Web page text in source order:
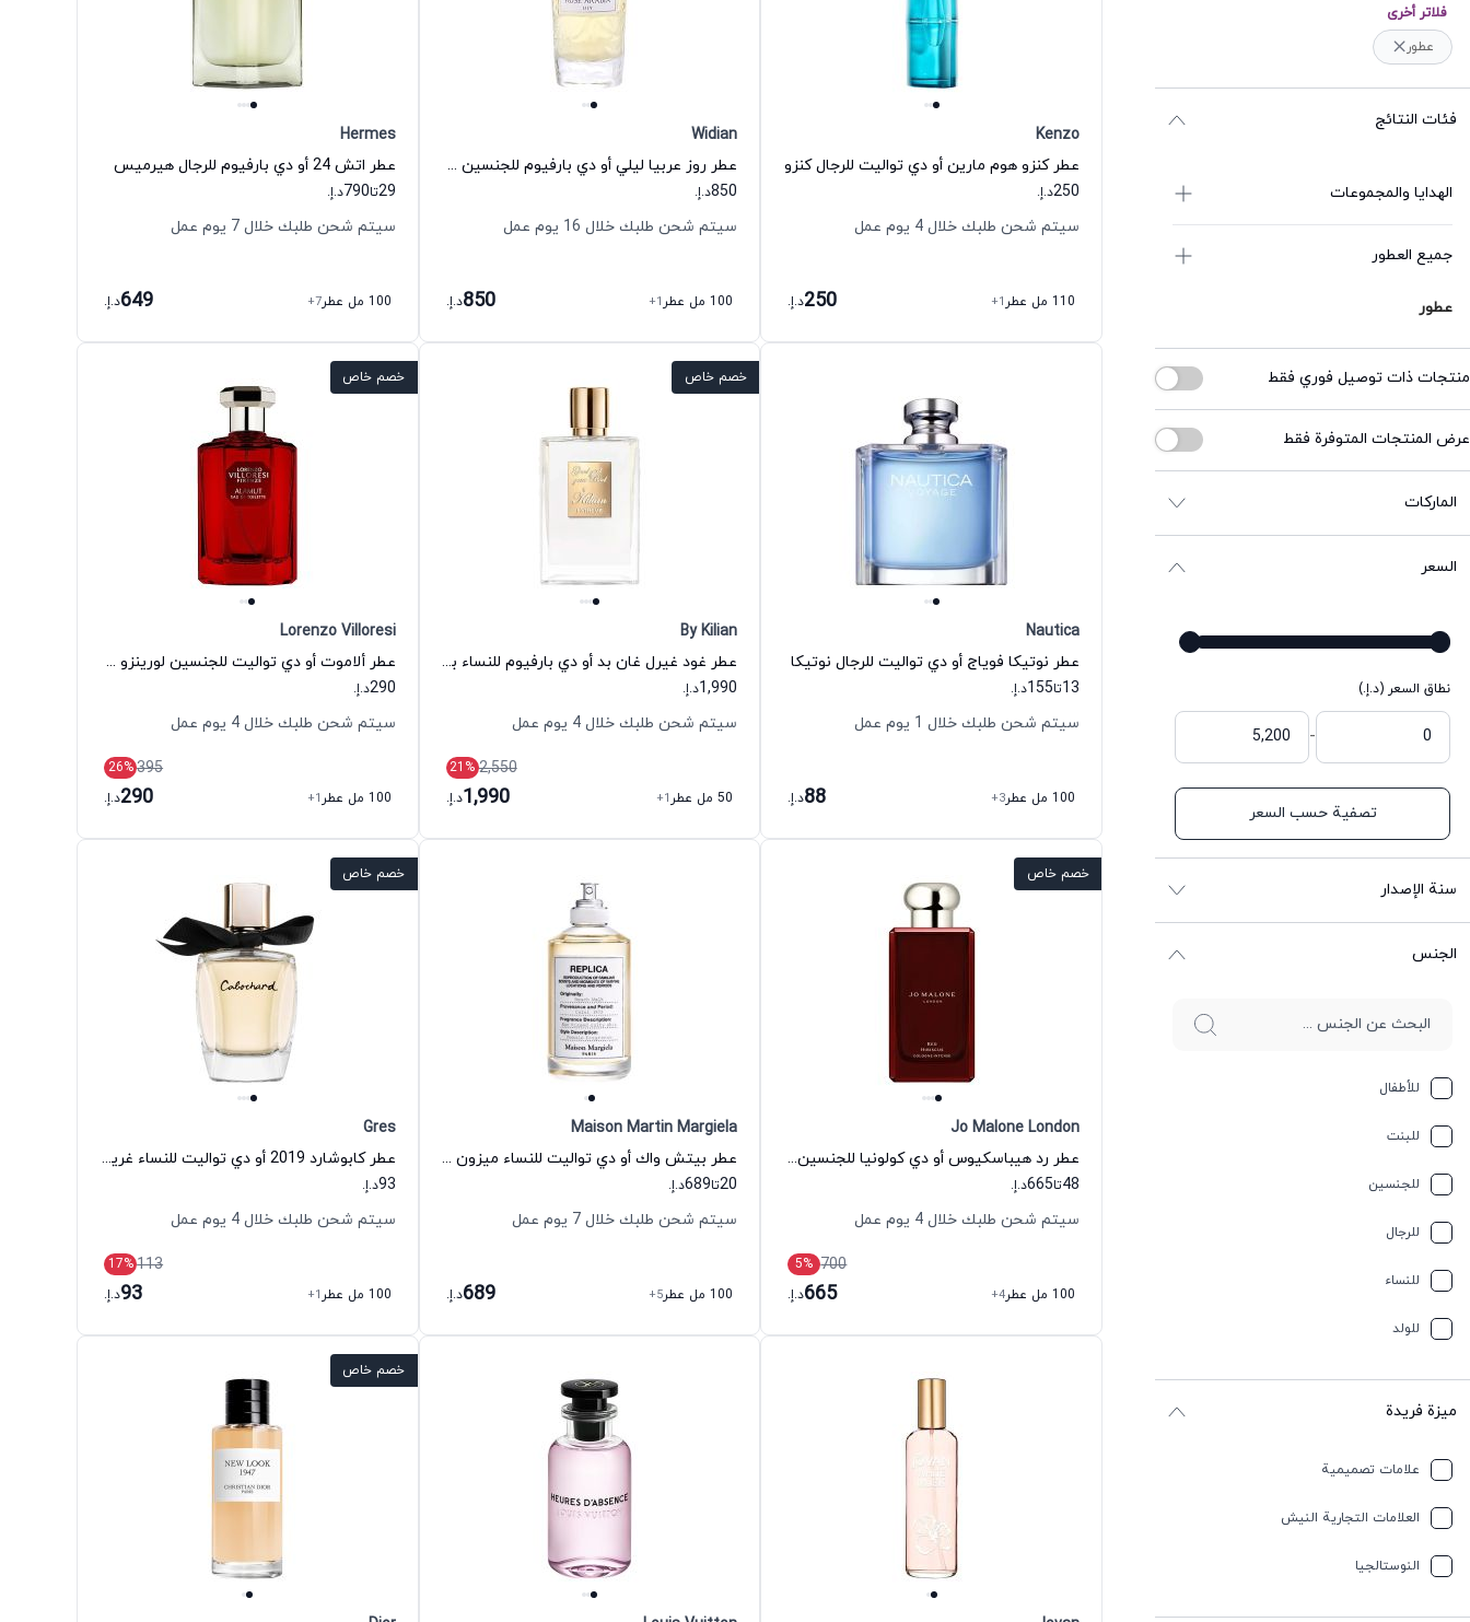
فلاتر أخرى
عطور
فئات النتائج
الهدايا والمجموعات
جميع العطور
عطور
منتجات ذات توصيل فوري فقط
عرض المنتجات المتوفرة فقط
الماركات
السعر
نطاق السعر (د.إ.)
-
تصفية حسب السعر
سنة الإصدار
الجنس
للأطفال
للبنت
للجنسين
للرجال
للنساء
للولد
ميزة فريدة
علامات تصميمية
العلامات التجارية النيش
النوستالجيا
Kenzo
عطر كنزو هوم مارين أو دي تواليت للرجال كنزو
250د.إ.
سيتم شحن طلبك خلال 4 يوم عمل
110 مل عطر +1
250د.إ.
Widian
عطر روز عربيا ليلي أو دي بارفيوم للجنسين ويديان
850د.إ.
سيتم شحن طلبك خلال 16 يوم عمل
100 مل عطر +1
850د.إ.
Hermes
عطر اتش 24 أو دي بارفيوم للرجال هيرميس
29تا790د.إ.
سيتم شحن طلبك خلال 7 يوم عمل
100 مل عطر +7
649د.إ.
Nautica
عطر نوتيكا فوياج أو دي تواليت للرجال نوتيكا
13تا155د.إ.
سيتم شحن طلبك خلال 1 يوم عمل
100 مل عطر +3
88د.إ.
خصم خاص
By Kilian
عطر غود غيرل غان بد أو دي بارفيوم للنساء باي كيليان
1,990د.إ.
سيتم شحن طلبك خلال 4 يوم عمل
2,550
21 %
50 مل عطر
+1
1,990د.إ.
خصم خاص
Lorenzo Villoresi
عطر ألاموت أو دي تواليت للجنسين لورينزو فيلوريسي
290د.إ.
سيتم شحن طلبك خلال 4 يوم عمل
395
26%
100 مل عطر
+1
290د.إ.
خصم خاص
Jo Malone London
عطر رد هيباسكيوس أو دي كولونيا للجنسين جو مالون لندن
48تا665د.إ.
سيتم شحن طلبك خلال 4 يوم عمل
700
5%
100 مل عطر
+4
665د.إ.
Maison Martin Margiela
عطر بيتش واك أو دي تواليت للنساء ميزون مارتن مارجيلا
20تا689د.إ.
سيتم شحن طلبك خلال 7 يوم عمل
100 مل عطر +5
689د.إ.
خصم خاص
Gres
عطر كابوشارد 2019 أو دي تواليت للنساء غريس
93د.إ.
سيتم شحن طلبك خلال 4 يوم عمل
113
17%
100 مل عطر
+1
93د.إ.
خصم خاص